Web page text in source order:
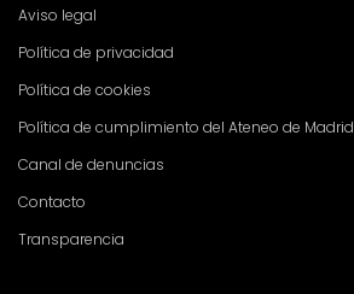
Aviso legal
Política de privacidad
Política de cookies
Política de cumplimiento del Ateneo de Madrid
Canal de denuncias
Contacto
Transparencia